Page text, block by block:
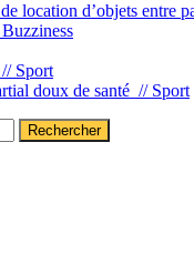
location d’objets entre
Buzziness
// Sport
doux de santé // Sport